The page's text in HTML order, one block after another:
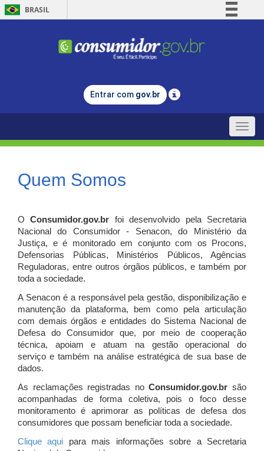
BRASIL
Comunica BR
Legislação
Entrar com gov.br
Toggle
Quem Somos
OConsumidor.gov.br
foi desenvolvido pela Secretaria
Nacional do Consumidor - Senacon, do Ministério da
Justiça, e é monitorado em conjunto com os Procons,
Defensorias Públicas, Ministérios Públicos, Agências
Reguladoras, entre outros órgãos públicos, e também por
toda a sociedade.
A Senacon é a responsável pela gestão, disponibilização e
manutenção da plataforma, bem como pela articulação
com demais órgãos e entidades do Sistema Nacional de
Defesa do Consumidor que, por meio de cooperação
técnica, apoiam e atuam na gestão operacional do
serviço e também na análise estratégica de sua base de
dados.
As reclamações registradas noConsumidor.gov.br são
acompanhadas de forma coletiva, pois o foco desse
monitoramento é aprimorar as políticas de defesa dos
consumidores que possam beneficiar toda a sociedade.
Clique aqui para mais informações sobre a Secretaria